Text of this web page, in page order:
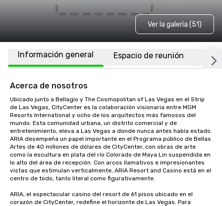
Ver la galería (51)
Información general Espacio de reunión
Acerca de nosotros
Ubicado junto a Bellagio y The Cosmopolitan of Las Vegas en el Strip
de Las Vegas, CityCenter es la colaboración visionaria entre MGM
Resorts International y ocho de los arquitectos más famosos del
mundo. Esta comunidad urbana, un distrito comercial y de
entretenimiento, eleva a Las Vegas a donde nunca antes había estado.
ARIA desempeña un papel importante en el Programa público de Bellas
Artes de 40 millones de dólares de CityCenter, con obras de arte
como la escultura en plata del río Colorado de Maya Lin suspendida en
lo alto del área de recepción. Con arcos llamativos e impresionantes
vistas que estimulan verticalmente, ARIA Resort and Casino está en el
centro de todo, tanto literal como figurativamente.
ARIA, el espectacular casino del resort de 61 pisos ubicado en el
corazón de CityCenter, redefine el horizonte de Las Vegas. Para